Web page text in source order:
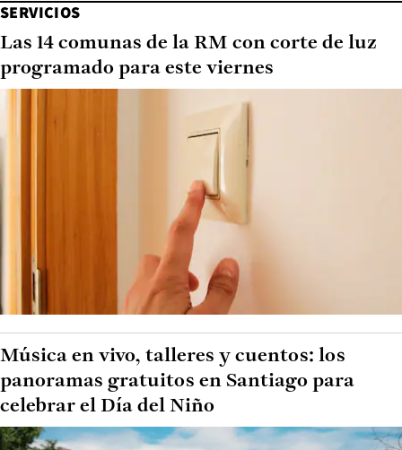
SERVICIOS
Las 14 comunas de la RM con corte de luz
programado para este viernes
Música en vivo, talleres y cuentos: los
panoramas gratuitos en Santiago para
celebrar el Día del Niño